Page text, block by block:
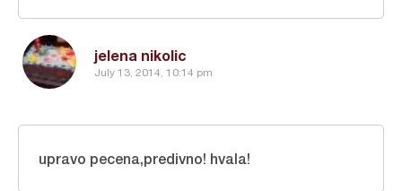
jelena nikolic
July 13, 2014, 10:14 pm
upravo pecena,predivno! hvala!